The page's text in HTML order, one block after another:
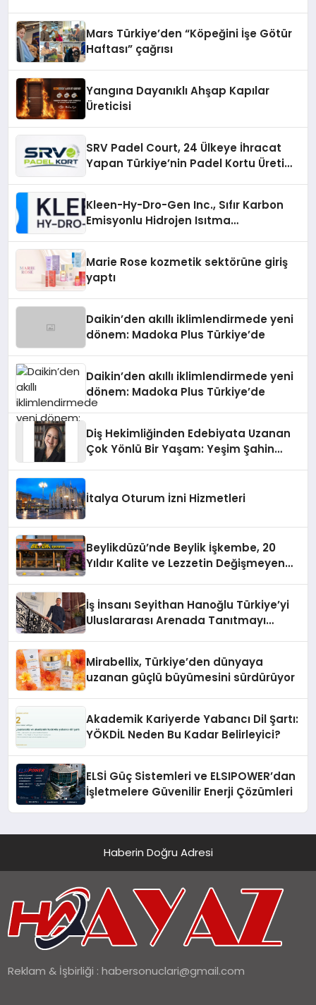
Mars Türkiye’den “Köpeğini İşe Götür
Haftası” çağrısı
Yangına Dayanıklı Ahşap Kapılar
Üreticisi
SRV Padel Court, 24 Ülkeye İhracat
Yapan Türkiye’nin Padel Kortu Üretim
Kleen-Hy-Dro-Gen Inc., Sıfır Karbon
Emisyonlu Hidrojen Isıtma
Marie Rose kozmetik sektörüne giriş
yaptı
Daikin’den akıllı iklimlendirmede yeni
dönem: Madoka Plus Türkiye’de
Daikin’den akıllı iklimlendirmede yeni
dönem: Madoka Plus Türkiye’de
Diş Hekimliğinden Edebiyata Uzanan
Çok Yönlü Bir Yaşam: Yeşim Şahin
İtalya Oturum İzni Hizmetleri
Beylikdüzü’nde Beylik İşkembe, 20
Yıldır Kalite ve Lezzetin Değişmeyen
İş İnsanı Seyithan Hanoğlu Türkiye’yi
Uluslararası Arenada Tanıtmayı
Mirabellix, Türkiye’den dünyaya
uzanan güçlü büyümesini sürdürüyor
Akademik Kariyerde Yabancı Dil Şartı:
YÖKDİL Neden Bu Kadar Belirleyici?
ELSİ Güç Sistemleri ve ELSIPOWER’dan
İşletmelere Güvenilir Enerji Çözümleri
Haberin Doğru Adresi
Reklam & İşbirliği :habersonuclari@gmail.com